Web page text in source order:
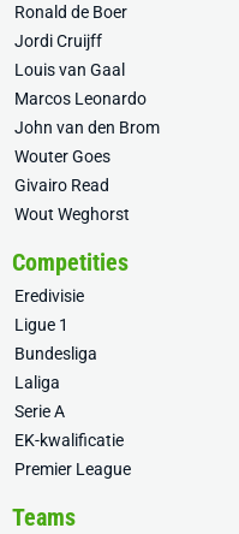
Ronald de Boer
Jordi Cruijff
Louis van Gaal
Marcos Leonardo
John van den Brom
Wouter Goes
Givairo Read
Wout Weghorst
Competities
Eredivisie
Ligue 1
Bundesliga
Laliga
Serie A
EK-kwalificatie
Premier League
Teams